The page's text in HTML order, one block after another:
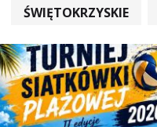
ŚWIĘTOKRZYSKIE